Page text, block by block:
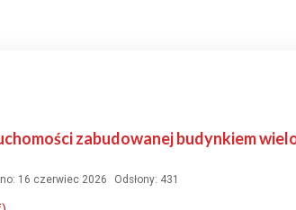
zabudowanej budynkiem
16 czerwiec 2026 Odsłony: 431